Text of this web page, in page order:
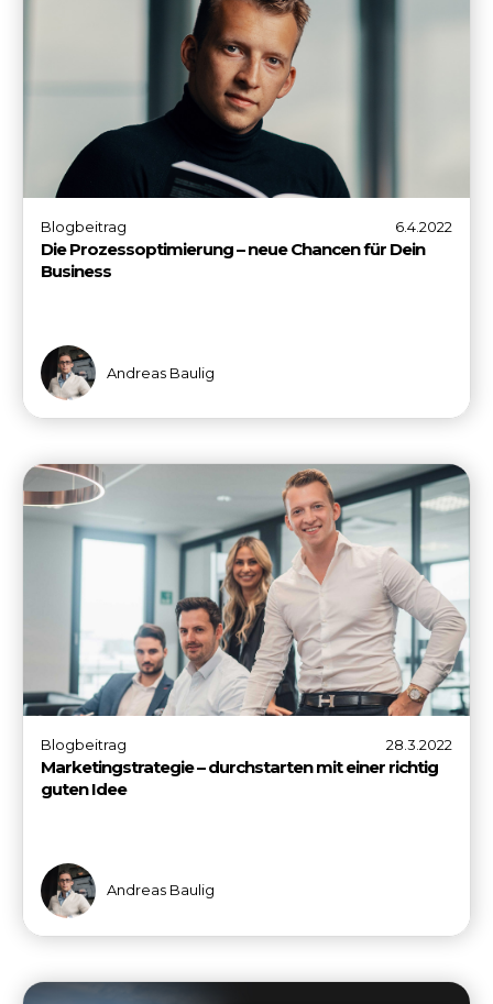
Blogbeitrag 6.4.2022
Die Prozessoptimierung – neue Chancen für Dein
Business
Andreas Baulig
Blogbeitrag 28.3.2022
Marketingstrategie – durchstarten mit einer richtig
guten Idee
Andreas Baulig